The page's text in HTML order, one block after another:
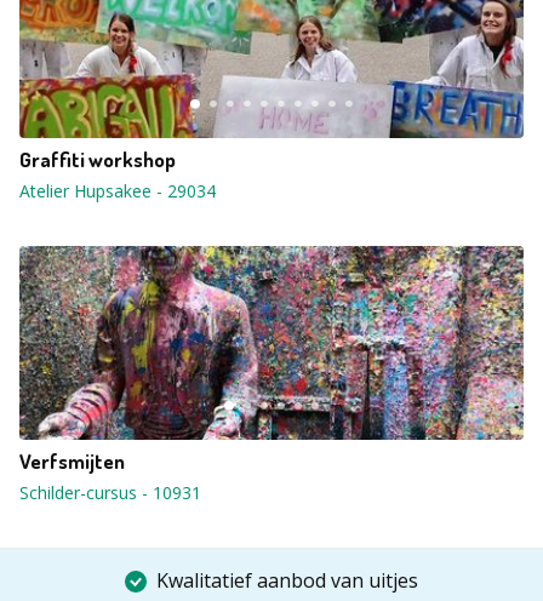
Graffiti workshop
Atelier Hupsakee - 29034
Verfsmijten
Schilder-cursus - 10931
Kwalitatief aanbod van uitjes